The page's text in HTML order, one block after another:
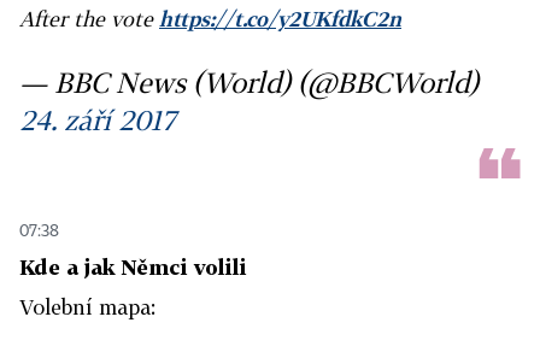
After the votehttps://t.co/y2UKfdkC2n
— BBC News (World) (@BBCWorld)
24. září 2017
07:38
Kde a jak Němci volili
Volební mapa: